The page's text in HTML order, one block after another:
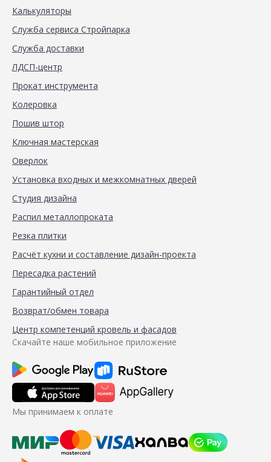
Калькуляторы
Служба сервиса Стройпарка
Служба доставки
ЛДСП-центр
Прокат инструмента
Колеровка
Пошив штор
Ключная мастерская
Оверлок
Установка входных и межкомнатных дверей
Студия дизайна
Распил металлопроката
Резка плитки
Расчёт кухни и составление дизайн-проекта
Пересадка растений
Гарантийный отдел
Возврат/обмен товара
Центр компетенций кровель и фасадов
Скачайте наше мобильное приложение
Мы принимаем к оплате